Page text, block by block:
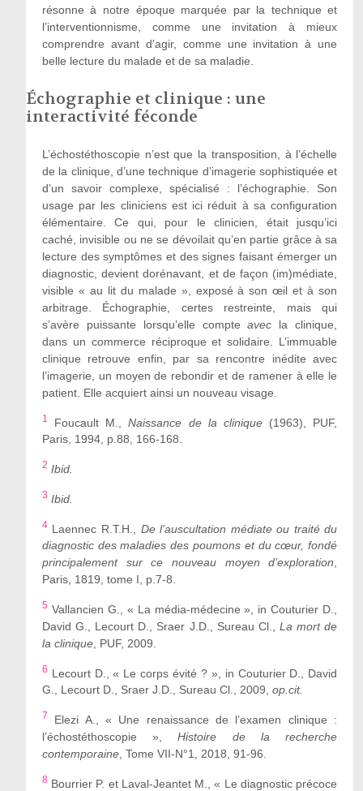
résonne à notre époque marquée par la technique et
l’interventionnisme, comme une invitation à mieux
comprendre avant d’agir, comme une invitation à une
belle lecture du malade et de sa maladie.
Échographie et clinique : une
interactivité féconde
L’échostéthoscopie n’est que la transposition, à l’échelle
de la clinique, d’une technique d’imagerie sophistiquée et
d’un savoir complexe, spécialisé : l’échographie. Son
usage par les cliniciens est ici réduit à sa configuration
élémentaire. Ce qui, pour le clinicien, était jusqu’ici
caché, invisible ou ne se dévoilait qu’en partie grâce à sa
lecture des symptômes et des signes faisant émerger un
diagnostic, devient dorénavant, et de façon (im)médiate,
visible « au lit du malade », exposé à son œil et à son
arbitrage. Échographie, certes restreinte, mais qui
s’avère puissante lorsqu’elle compteavec la clinique,
dans un commerce réciproque et solidaire. L’immuable
clinique retrouve enfin, par sa rencontre inédite avec
l’imagerie, un moyen de rebondir et de ramener à elle le
patient. Elle acquiert ainsi un nouveau visage.
1 Foucault M.,Naissance de la clinique (1963), PUF,
Paris, 1994, p.88, 166-168.
2 Ibid.
3 Ibid.
4Laennec R.T.H., De l’auscultation médiate ou traité du
diagnostic des maladies des poumons et du cœur, fondé
principalement sur ce nouveau moyen d’exploration
Paris, 1819, tome I, p.7-8.
5 Vallancien G., « La média-médecine », in Couturier D.,
David G., Lecourt D., Sraer J.D., Sureau Cl.,
La mort de
la clinique, PUF, 2009.
6 Lecourt D., « Le corps évité ? », in Couturier D., David
G., Lecourt D., Sraer J.D., Sureau Cl., 2009, op.cit.
7
Elezi A., « Une renaissance de l’examen clinique :
l’échostéthoscopie »,Histoire de la recherche
contemporaine, Tome VII-N°1, 2018, 91-96.
8Bourrier P. et Laval-Jeantet M., « Le diagnostic précoce